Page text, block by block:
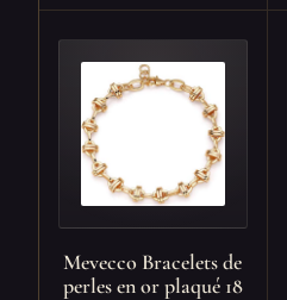
Mevecco Bracelets de
perles en or plaqué 18